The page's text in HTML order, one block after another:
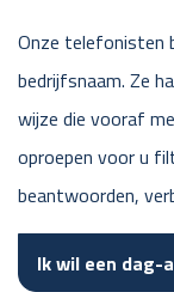
Onze telefonisten
bedrijfsnaam. Ze
wijze die vooraf
oproepen voor u
beantwoorden,
Ik wil een